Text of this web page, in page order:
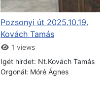
Pozsonyi út 2025.10.19.
Kovách Tamás
1 views
Igét hirdet: Nt.Kovách Tamás
Orgonál: Móré Ágnes